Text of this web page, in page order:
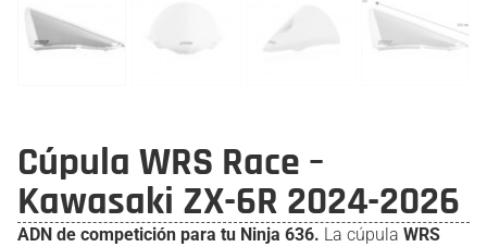
Cúpula WRS Race –
Kawasaki ZX-6R 2024-2026
ADN de competición para tu Ninja 636. La cúpula WRS